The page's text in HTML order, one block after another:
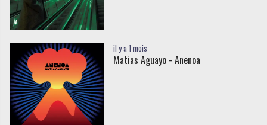
il y a 1 mois
Matias Aguayo - Anenoa